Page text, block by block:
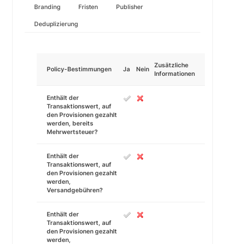
Branding Fristen Publisher
Deduplizierung
Policy-Bestimmungen Ja Nein
Zusätzliche
Informationen
Enthält der
Transaktionswert, auf
den Provisionen gezahlt
werden, bereits
Mehrwertsteuer?
Enthält der
Transaktionswert, auf
den Provisionen gezahlt
werden,
Versandgebühren?
Enthält der
Transaktionswert, auf
den Provisionen gezahlt
werden,